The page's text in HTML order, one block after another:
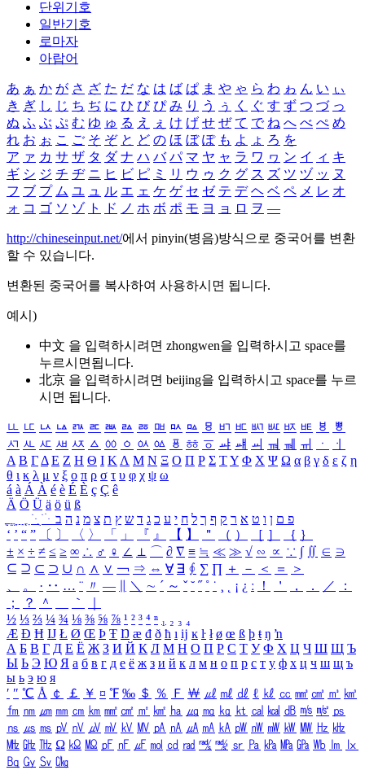
단위기호
일반기호
로마자
아랍어
あ ぁ か が さ ざ た だ な は ば ぱ ま や ゃ ら わ ゎ ん い ぃ
き ぎ し じ ち ぢ に ひ び ぴ み り う ぅ く ぐ す ず つ づ っ
ぬ ふ ぶ ぷ む ゆ ゅ る え ぇ け げ せ ぜ て で ね へ べ ぺ め
れ お ぉ こ ご そ ぞ と ど の ほ ぼ ぽ も よ ょ ろ を
ア ァ カ サ ザ タ ダ ナ ハ バ パ マ ヤ ャ ラ ワ ヮ ン イ ィ キ
ギ シ ジ チ ヂ ニ ヒ ビ ピ ミ リ ウ ゥ ク グ ス ズ ツ ヅ ッ ヌ
フ ブ プ ム ユ ュ ル エ ェ ケ ゲ セ ゼ テ デ ヘ ベ ペ メ レ オ
ォ コ ゴ ソ ゾ ト ド ノ ホ ボ ポ モ ヨ ョ ロ ヲ ―
http://chineseinput.net/에서 pinyin(병음)방식으로 중국어를 변환
할 수 있습니다.
변환된 중국어를 복사하여 사용하시면 됩니다.
예시)
中文 을 입력하시려면 zhongwen을 입력하시고 space를
누르시면됩니다.
北京 을 입력하시려면 beijing을 입력하시고 space를 누르
시면 됩니다.
ㅥ ㅦ ㅧ ㅨ ㅩ ㅪ ㅫ ㅬ ㅭ ㅮ ㅯ ㅰ ㅱ ㅲ ㅳ ㅴ ㅵ ㅶ ㅷ ㅸ
ㅹ
ㅺ ㅻ ㅼ ㅽ ㅾ ㅿ ㆀ ㆁ ㆂ ㆃ ㆄ ㆅ ㆆ ㆇ ㆈ ㆉ ㆊ ㆋ ㆌ ㆍ
ㆎ
Α Β ΓΔ Ε Ζ Η Θ Ι ΚΛ Μ Ν Ξ Ο Π Ρ Σ ΤΥ Φ Χ Ψ Ω α β γ δ ε ζ η
θ ι κ λ μ ν ξ ο π ρ σ τ υ φ χ ψ ω
á à Á À é è É È ç Ç ê
Ä Ö Ü ä ö ü ß
ִֶֹ ֻּ ׁׂ פ ם ן ו ט א ר ק ף ך ל ח י ע כ ג ד ש ץ ת צ מ נ ה ב
‘ ’ “ ” 〔 〕 〈 〉 「 」 『 』 【 】 ＂ （ ） ［ ］ ｛ ｝
± × ÷ ≠ ≤ ≥ ∞ ∴ ♂ ♀ ∠ ⊥ ⌒ ∂ ∇ ≡ ≒ ≪ ≫ √ ∽ ∝ ∵ ∫ ∬ ∈ ∋
⊆ ⊇ ⊂ ⊃ ∪ ∩ ∧ ∨ ￢ ⇒ ⇔ ∀ ∃ ∮ ∑ ∏ ＋ － ＜ ＝
＞
、
。 · ‥ … ¨ 〃 ― ＼ ∼ ´ ～ ˇ ˘ ˝ ˚ ˙ ¸ ¡ ¿ ː ！ ＇ ， ． ／
：
；
？ ＾ ｀
½ ⅓ ⅔ ¼ ¾ ⅛ ⅜ ⅝ ⅞ ¹ ² ³ ⁴ ⁿ ₁ ₂ ₃ ₄
Æ Ð Ħ Ĳ Ł Ø Œ Þ Ŧ Ŋ æ đ ð ħ ı ĳ ĸ ŀ ł ø œ ß þ ŧ ŋ ŉ
А Б В Г Д Е Ё Ж З И Й К Л М Н О П Р С Т У Ф Х Ц Ч Ш Щ Ъ
Ы Ь Э Ю Я а б в г д е ё ж з и й к л м н о п р с т у ф х ц ч ш щ ъ
ы ь э ю я
′ ″ ℃ Å ￠ ￡ ￥ ¤ ℉ ‰ ＄ ％ Ｆ ￦ ㎕ ㎖ ㎗ ℓ ㎘ ㏄ ㎣ ㎤ ㎥ ㎦
㎙ ㎚ ㎛ ㎜ ㎝ ㎞ ㎟ ㎠ ㎡ ㎢ ㏊ ㎍ ㎎ ㎏ ㏏ ㎈ ㎉ ㏈ ㎧ ㎨ ㎰
㎱ ㎲ ㎳ ㎴ ㎵ ㎶ ㎷ ㎸ ㎹ ㎀ ㎁ ㎂ ㎃ ㎄ ㎺ ㎻ ㎽ ㎾ ㎿ ㎐ ㎑
㎒ ㎓ ㎔ Ω ㏀ ㏁ ㎊ ㎋ ㎌ ㏖ ㏅ ㎭ ㎮ ㎯ ㏛ ㎩ ㎪ ㎫ ㎬ ㏝ ㏐
㏓
㏃ ㏉ ㏜ ㏆